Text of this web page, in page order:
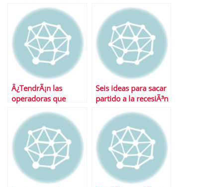
Â¿TendrÃ¡n las
operadoras que
de sus clientes?
Seis ideas para sacar
partido a la recesiÃ³n